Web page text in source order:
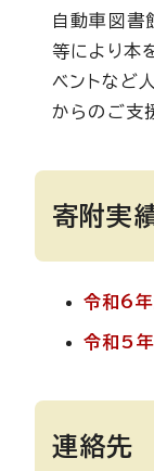
自動車図書
等により本
ベントなど
からのご支
寄附実
令和6
令和5
連絡先